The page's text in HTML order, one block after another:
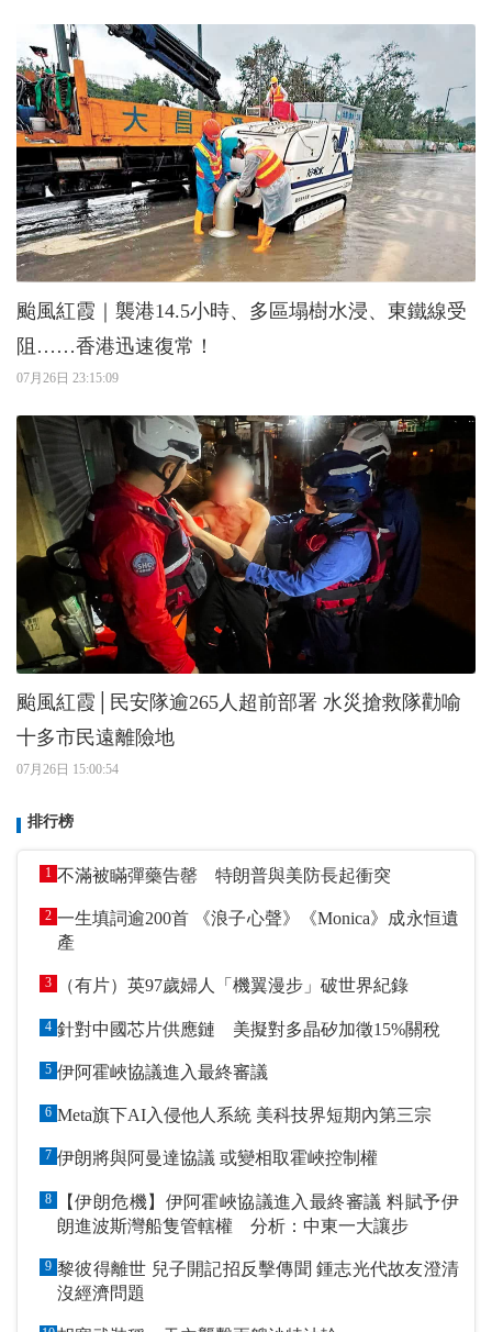
颱風紅霞｜襲港14.5小時、多區塌樹水浸、東鐵線受
阻……香港迅速復常！
07月26日 23:15:09
颱風紅霞│民安隊逾265人超前部署 水災搶救隊勸喻
十多市民遠離險地
07月26日 15:00:54
排行榜
1 不滿被瞞彈藥告罄 特朗普與美防長起衝突
2 一生填詞逾200首 《浪子心聲》《Monica》成永恒遺
產
3 （有片）英97歲婦人「機翼漫步」破世界紀錄
4 針對中國芯片供應鏈 美擬對多晶矽加徵15%關稅
5 伊阿霍峽協議進入最終審議
6 Meta旗下AI入侵他人系統 美科技界短期內第三宗
7 伊朗將與阿曼達協議 或變相取霍峽控制權
8
【伊朗危機】伊阿霍峽協議進入最終審議 料賦予伊
朗進波斯灣船隻管轄權 分析：中東一大讓步
9 黎彼得離世 兒子開記招反擊傳聞 鍾志光代故友澄清
沒經濟問題